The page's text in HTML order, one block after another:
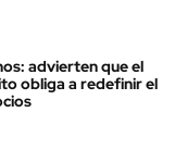
advierten que el
obliga a redefinir el